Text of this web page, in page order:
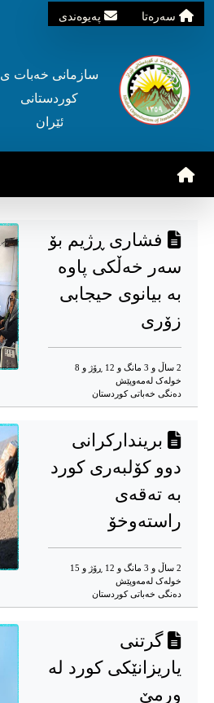
سه‌ره‌تا په‌یوه‌ندی
سازمانی خه‌بات ی
کوردستانی
ئێران
فشاری ڕژیم بۆ
سەر خەڵکی پاوە
بە بیانوی حیجابی
زۆری
2 ساڵ و 3 مانگ و 12 ڕۆژ و 8
خوله‌ک له‌مه‌وپێش‌
دەنگی خەباتی کوردستان
بریندارکرانی
دوو کۆلبەری کورد
بە تەقەی
راستەوخۆ
2 ساڵ و 3 مانگ و 12 ڕۆژ و 15
خوله‌ک له‌مه‌وپێش‌
دەنگی خەباتی کوردستان
گرتنی
یاریزانێکی کورد لە
ورمێ